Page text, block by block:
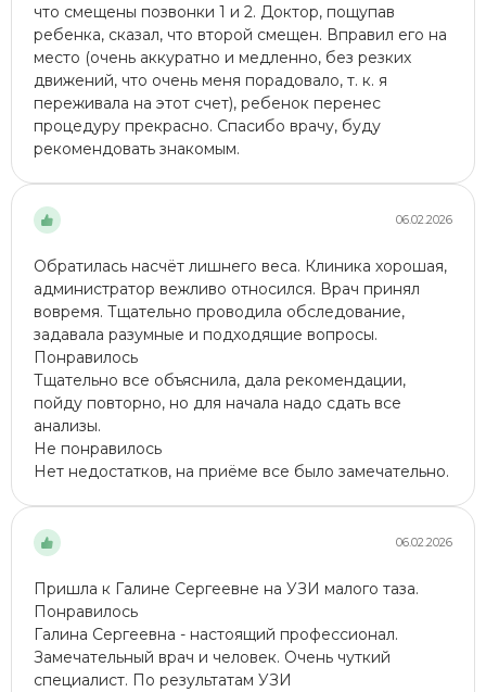
что смещены позвонки 1 и 2. Доктор, пощупав
ребенка, сказал, что второй смещен. Вправил его на
место (очень аккуратно и медленно, без резких
движений, что очень меня порадовало, т. к. я
переживала на этот счет), ребенок перенес
процедуру прекрасно. Спасибо врачу, буду
рекомендовать знакомым.
06.02.2026
Обратилась насчёт лишнего веса. Клиника хорошая,
администратор вежливо относился. Врач принял
вовремя. Тщательно проводила обследование,
задавала разумные и подходящие вопросы.
Понравилось
Тщательно все объяснила, дала рекомендации,
пойду повторно, но для начала надо сдать все
анализы.
Не понравилось
Нет недостатков, на приёме все было замечательно.
06.02.2026
Пришла к Галине Сергеевне на УЗИ малого таза.
Понравилось
Галина Сергеевна - настоящий профессионал.
Замечательный врач и человек. Очень чуткий
специалист. По результатам УЗИ